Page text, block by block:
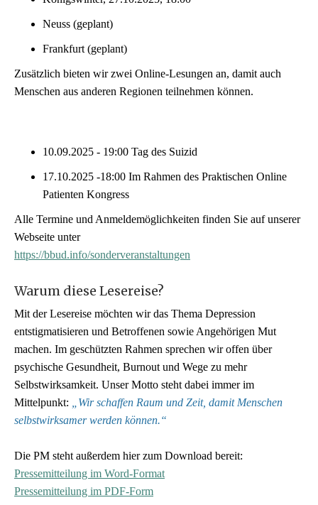
Neuss (geplant)
Frankfurt (geplant)
Zusätzlich bieten wir zwei Online-Lesungen an, damit auch
Menschen aus anderen Regionen teilnehmen können.
10.09.2025 - 19:00 Tag des Suizid
17.10.2025 -18:00 Im Rahmen des Praktischen Online
Patienten Kongress
Alle Termine und Anmeldemöglichkeiten finden Sie auf unserer
Webseite unter
https://bbud.info/sonderveranstaltungen
Warum diese Lesereise?
Mit der Lesereise möchten wir das Thema Depression
entstigmatisieren und Betroffenen sowie Angehörigen Mut
machen. Im geschützten Rahmen sprechen wir offen über
psychische Gesundheit, Burnout und Wege zu mehr
Selbstwirksamkeit. Unser Motto steht dabei immer im
Mittelpunkt:
„Wir schaffen Raum und Zeit, damit Menschen
selbstwirksamer werden können.“
Die PM steht außerdem hier zum Download bereit:
Pressemitteilung im Word-Format
Pressemitteilung im PDF-Form